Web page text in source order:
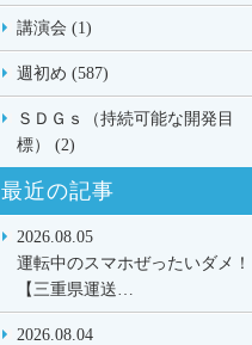
講演会 (1)
週初め (587)
ＳＤＧｓ（持続可能な開発目
標） (2)
最近の記事
2026.08.05
運転中のスマホぜったいダメ！
【三重県運送…
2026.08.04